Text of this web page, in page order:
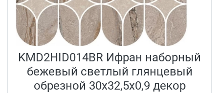
KMD2HID014BR Ифран наборный
бежевый светлый глянцевый
обрезной 30x32,5x0,9 декор